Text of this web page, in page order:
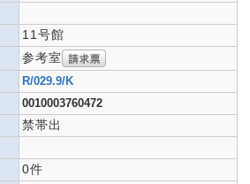
11号館
参考室
R/029.9/K
0010003760472
禁帯出
0件